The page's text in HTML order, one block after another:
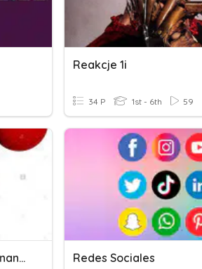
Reakcje 1i
34 P 1st - 6th 59
Łączenie Się Atomów. Równania Reakcji Chemicznych Redes Sociales